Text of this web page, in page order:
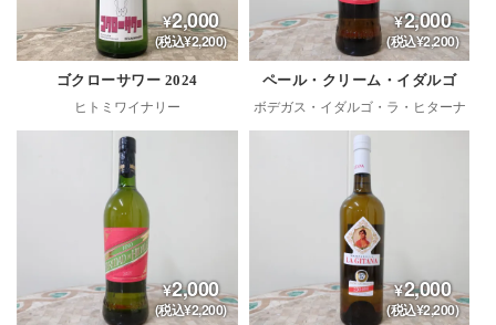
2,000
(税込¥2,200)
ゴクローサワー 2024
ヒトミワイナリー
2,000
(税込¥2,200)
ペール・クリーム・イダルゴ
ボデガス・イダルゴ・ラ・ヒターナ
2,000
(税込¥2,200)
2,000
(税込¥2,200)